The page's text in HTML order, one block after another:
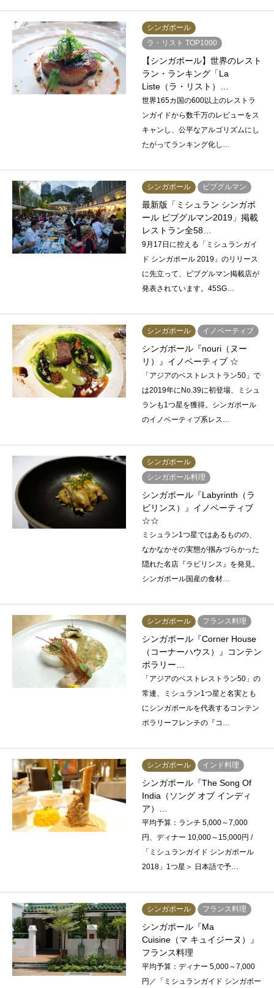
シンガポール
ラ・リスト TOP1000
【シンガポール】世界のレスト
ラン・ランキング「La
Liste（ラ・リスト）…
世界165カ国の600以上のレストラ
ンガイドから数千万のレビューをス
キャンし、公平なアルゴリズムにし
たがってランキング化し…
シンガポール ビブグルマン
最新版「ミシュラン シンガポ
ール ビブグルマン2019」掲載
レストラン全58…
9月17日に控える「ミシュランガイ
ド シンガポール 2019」のリリース
に先立って、ビブグルマン掲載店が
発表されています。45SG…
シンガポール イノベーティブ
シンガポール『nouri（ヌー
リ）』イノベーティブ ☆
「アジアのベストレストラン50」で
は2019年にNo.39に初登場、ミシュ
ランも1つ星を獲得。シンガポール
のイノベーティブ系レス…
シンガポール
シンガポール料理
シンガポール『Labyrinth（ラ
ビリンス）』イノベーティブ
☆☆
ミシュラン1つ星ではあるものの、
なかなかその実態が掴みづらかった
隠れた名店『ラビリンス』を発見。
シンガポール国産の食材…
シンガポール フランス料理
シンガポール『Corner House
（コーナーハウス）』コンテン
ポラリー…
「アジアのベストレストラン50」の
常連、ミシュラン1つ星と名実とも
にシンガポールを代表するコンテン
ポラリーフレンチの『コ…
シンガポール インド料理
シンガポール『The Song Of
India（ソング オブ インディ
ア）…
平均予算：ランチ 5,000～7,000
円、ディナー 10,000～15,000円 /
「ミシュランガイド シンガポール
2018」1つ星＞ 日本語で予…
シンガポール フランス料理
シンガポール『Ma
Cuisine（マ キュイジーヌ）』
フランス料理
平均予算：ディナー 5,000～7,000
円／「ミシュランガイド シンガポー